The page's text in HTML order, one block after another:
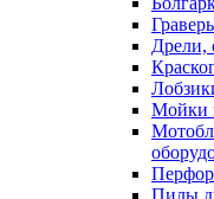
Дрели,
Мойки